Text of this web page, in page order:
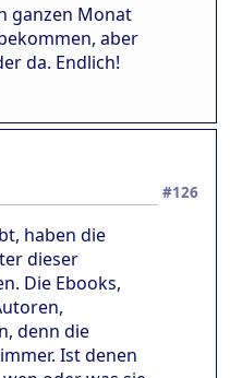
ganzen Monat
aber
da. Endlich!
#126
haben die
dieser
Die Ebooks,
denn die
Ist denen